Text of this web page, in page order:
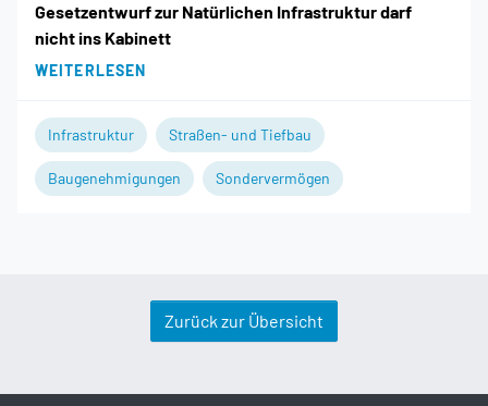
Gesetzentwurf zur Natürlichen Infrastruktur darf
nicht ins Kabinett
WEITERLESEN
Infrastruktur Straßen- und Tiefbau
Baugenehmigungen Sondervermögen
Zurück zur Übersicht